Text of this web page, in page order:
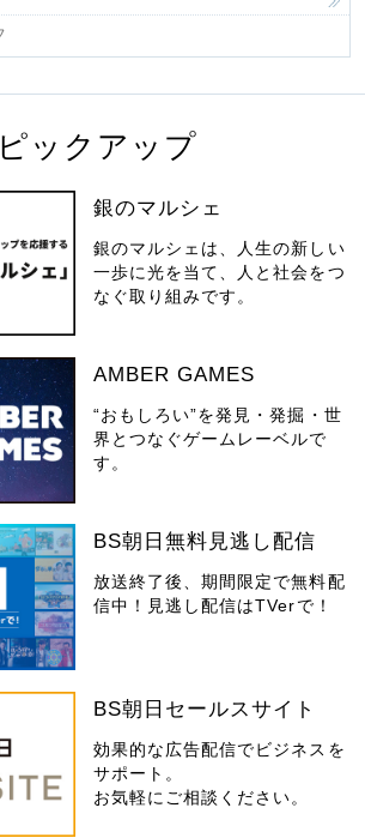
ピックアップ
銀のマルシェ
銀のマルシェは、人生の新しい
一歩に光を当て、人と社会をつ
なぐ取り組みです。
AMBER GAMES
“おもしろい”を発見・発掘・世
界とつなぐゲームレーベルで
す。
BS朝日無料見逃し配信
放送終了後、期間限定で無料配
信中！見逃し配信はTVerで！
BS朝日セールスサイト
効果的な広告配信でビジネスを
サポート。
お気軽にご相談ください。